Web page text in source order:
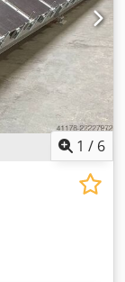
1 / 6